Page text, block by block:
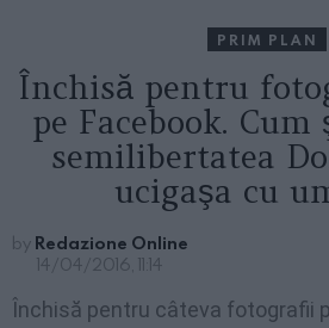
PRIM PLAN
Închisă pentru
pe Facebook.
semilibertatea
ucigaşa cu
by Redazione Online
14/04/2016, 11:14
Închisă pentru câteva fotografii